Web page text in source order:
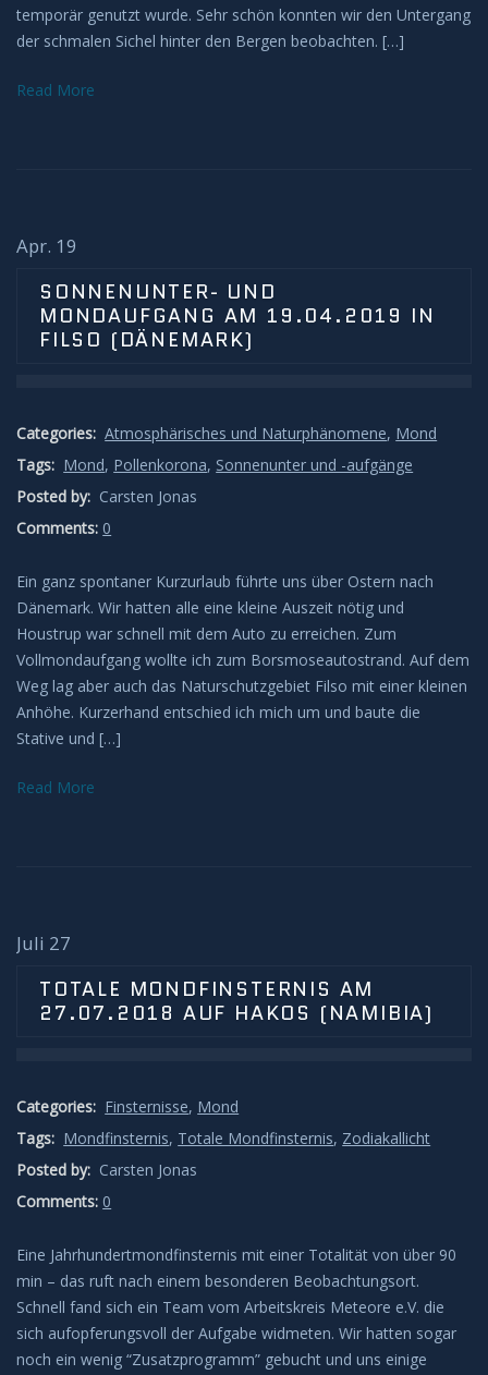
Bedeckungen
Finsternisse
Venustransit
Meteore
Meteoriten
Chondriten
Steineisenmeteorite
Eisenmeteorite
Artverwandtes
On Tour
AFT
AllSkyCam
SAM
Datenschutz
temporär genutzt wurde. Sehr schön konnten wir den Untergang
der schmalen Sichel hinter den Bergen beobachten. […]
Read More
Apr. 19
SONNENUNTER- UND
MONDAUFGANG AM 19.04.2019 IN
FILSO (DÄNEMARK)
Categories: Atmosphärisches und Naturphänomene, Mond
Tags: Mond, Pollenkorona, Sonnenunter und -aufgänge
Posted by: Carsten Jonas
Comments: 0
Ein ganz spontaner Kurzurlaub führte uns über Ostern nach
Dänemark. Wir hatten alle eine kleine Auszeit nötig und
Houstrup war schnell mit dem Auto zu erreichen. Zum
Vollmondaufgang wollte ich zum Borsmoseautostrand. Auf dem
Weg lag aber auch das Naturschutzgebiet Filso mit einer kleinen
Anhöhe. Kurzerhand entschied ich mich um und baute die
Stative und […]
Read More
Juli 27
TOTALE MONDFINSTERNIS AM
27.07.2018 AUF HAKOS (NAMIBIA)
Categories: Finsternisse, Mond
Tags: Mondfinsternis, Totale Mondfinsternis, Zodiakallicht
Posted by: Carsten Jonas
Comments: 0
Eine Jahrhundertmondfinsternis mit einer Totalität von über 90
min – das ruft nach einem besonderen Beobachtungsort.
Schnell fand sich ein Team vom Arbeitskreis Meteore e.V. die
sich aufopferungsvoll der Aufgabe widmeten. Wir hatten sogar
noch ein wenig “Zusatzprogramm” gebucht und uns einige